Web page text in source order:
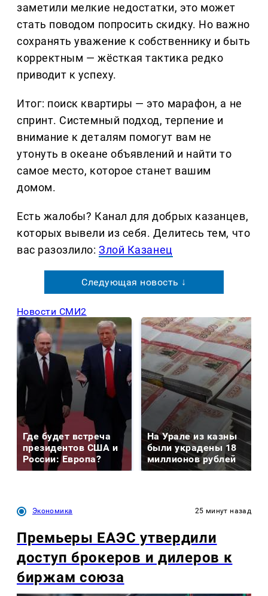
заметили мелкие недостатки, это может
стать поводом попросить скидку. Но важно
сохранять уважение к собственнику и быть
корректным — жёсткая тактика редко
приводит к успеху.
Итог: поиск квартиры — это марафон, а не
спринт. Системный подход, терпение и
внимание к деталям помогут вам не
утонуть в океане объявлений и найти то
самое место, которое станет вашим
домом.
Есть жалобы? Канал для добрых казанцев,
которых вывели из себя. Делитеcь тем, что
вас разозлило:Злой Казанец
Следующая новость ↓
Новости СМИ2
Где будет встреча
президентов США и
России: Европа?
На Урале из казны
были украдены 18
миллионов рублей
Экономика 25 минут назад
Премьеры ЕАЭС утвердили
доступ брокеров и дилеров к
биржам союза